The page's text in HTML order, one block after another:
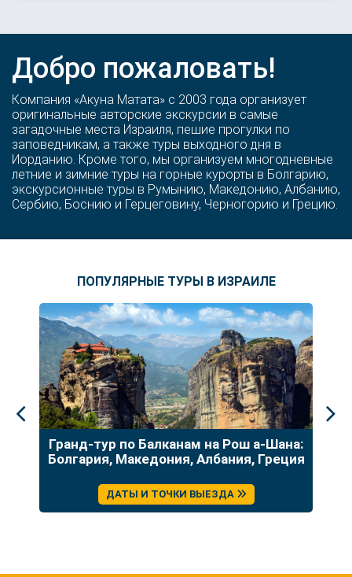
Добро пожаловать!
Компания «Акуна Матата» с 2003 года организует
оригинальные авторские экскурсии в самые
загадочные места Израиля, пешие прогулки по
заповедникам, а также туры выходного дня в
Иорданию. Кроме того, мы организуем многодневные
летние и зимние туры на горные курорты в Болгарию,
экскурсионные туры в Румынию, Македонию, Албанию,
Сербию, Боснию и Герцеговину, Черногорию и Грецию.
ПОПУЛЯРНЫЕ ТУРЫ В ИЗРАИЛЕ
Гранд-тур по Балканам на Рош а-Шана:
Болгария, Македония, Албания, Греция
ДАТЫ И ТОЧКИ ВЫЕЗДА